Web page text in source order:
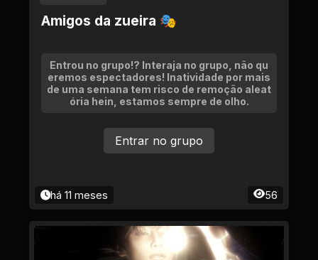
Amigos da zueira 🎭
Entrou no grupo!? Interaja no grupo, não qu
eremos espectadores! Inatividade por mais
de uma semana tem risco de remoção aleat
ória hein, estamos sempre de olho.
há 11 meses 56
Entrar no grupo